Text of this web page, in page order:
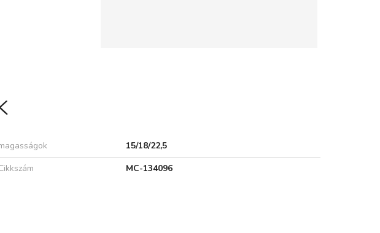
15/18/22,5
MC-134096